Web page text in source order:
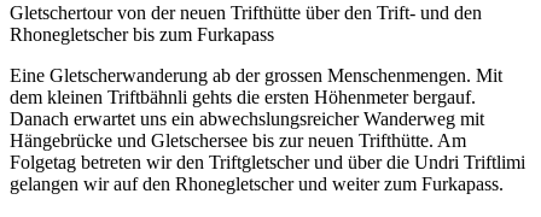
Gletschertour von der neuen Trifthütte über den Trift- und den
Rhonegletscher bis zum Furkapass
Eine Gletscherwanderung ab der grossen Menschenmengen. Mit
dem kleinen Triftbähnli gehts die ersten Höhenmeter bergauf.
Danach erwartet uns ein abwechslungsreicher Wanderweg mit
Hängebrücke und Gletschersee bis zur neuen Trifthütte. Am
Folgetag betreten wir den Triftgletscher und über die Undri Triftlimi
gelangen wir auf den Rhonegletscher und weiter zum Furkapass.